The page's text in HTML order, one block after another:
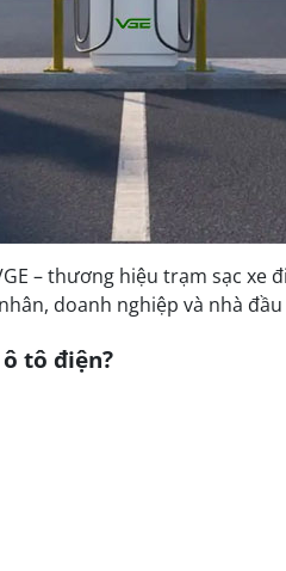
– thương hiệu trạm sạc
doanh nghiệp và nhà
tô điện?